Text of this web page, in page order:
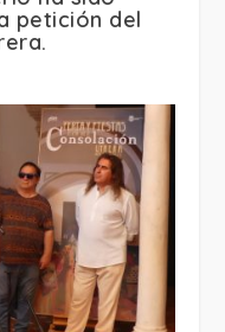
petición del